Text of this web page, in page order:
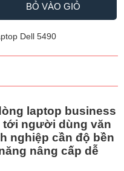
BỎ VÀO GIỎ
Dell 5490
laptop business
tới người dùng văn
nghiệp cần độ bền
nâng cấp dễ